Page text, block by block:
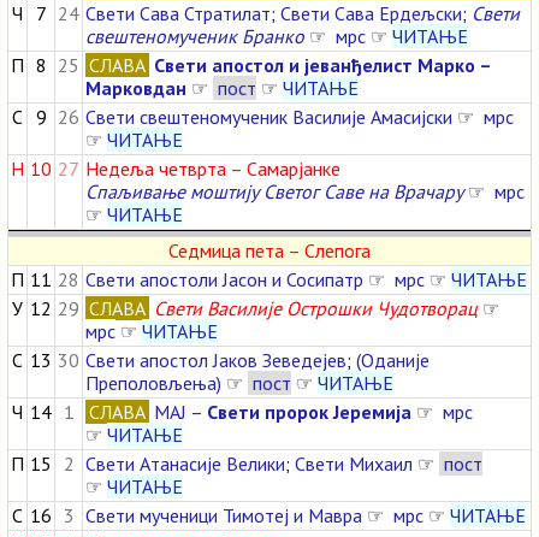
Ч
7 24 Свети Сава Стратилат; Свети Сава Ердељски; Свети
свештеномученик Бранко ☞ мрс ☞ ЧИТАЊЕ
П 8 25 СЛАВА Свети апостол и јеванђелист Марко –
Марковдан ☞ пост ☞ ЧИТАЊЕ
С 9 26 Свети свештеномученик Василије Амасијски ☞ мрс
☞ ЧИТАЊЕ
Н 10 27 Недеља четврта – Самарјанке
Спаљивање моштију Светог Саве на Врачару☞ мрс
☞ ЧИТАЊЕ
Седмица пета – Слепога
П 11 28 Свети апостоли Јасон и Сосипатр ☞ мрс ☞ ЧИТАЊЕ
У 12 29 СЛАВА Свети Василије Острошки Чудотворац☞
мрс ☞ ЧИТАЊЕ
С 13 30 Свети апостол Јаков Зеведејев; (Оданије
Преполовљења) ☞ пост ☞ ЧИТАЊЕ
Ч 14 1 СЛАВА МАЈ – Свети пророк Јеремија ☞ мрс
☞ ЧИТАЊЕ
П 15 2 Свети Атанасије Велики; Свети Михаил ☞ пост
☞ ЧИТАЊЕ
С 16 3 Свети мученици Тимотеј и Мавра ☞ мрс ☞ ЧИТАЊЕ